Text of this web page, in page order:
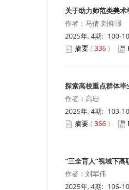
关于助力师范类美
作者：马倩 刘仰璟
2025年, 4期: 100-
摘要 ( 336 )
探索高校重点群体毕
作者：高珊
2025年, 4期: 103-
摘要 ( 366 )
“三全育人”视域下
作者：刘军伟
2025年, 4期: 106-